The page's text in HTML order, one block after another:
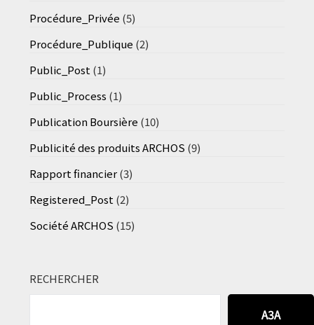
Procédure_Privée (5)
Procédure_Publique (2)
Public_Post (1)
Public_Process (1)
Publication Boursière (10)
Publicité des produits ARCHOS (9)
Rapport financier(3)
Registered_Post (2)
Société ARCHOS (15)
RECHERCHER
A3A